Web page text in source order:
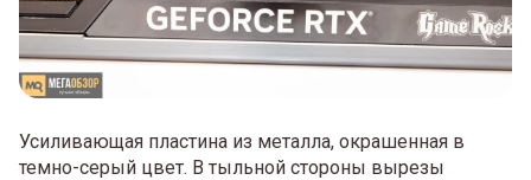
Усиливающая пластина из металла, окрашенная в
темно-серый цвет. В тыльной стороны вырезы